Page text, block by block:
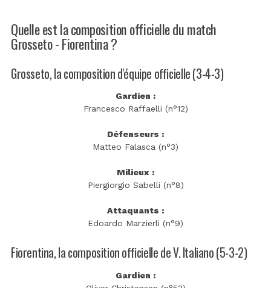
Quelle est la composition officielle du match
Grosseto - Fiorentina ?
Grosseto, la composition d'équipe officielle (3-4-3)
Gardien :
Francesco Raffaelli (n°12)
Défenseurs :
Matteo Falasca (n°3)
Milieux :
Piergiorgio Sabelli (n°8)
Attaquants :
Edoardo Marzierli (n°9)
Fiorentina, la composition officielle de V. Italiano (5-3-2)
Gardien :